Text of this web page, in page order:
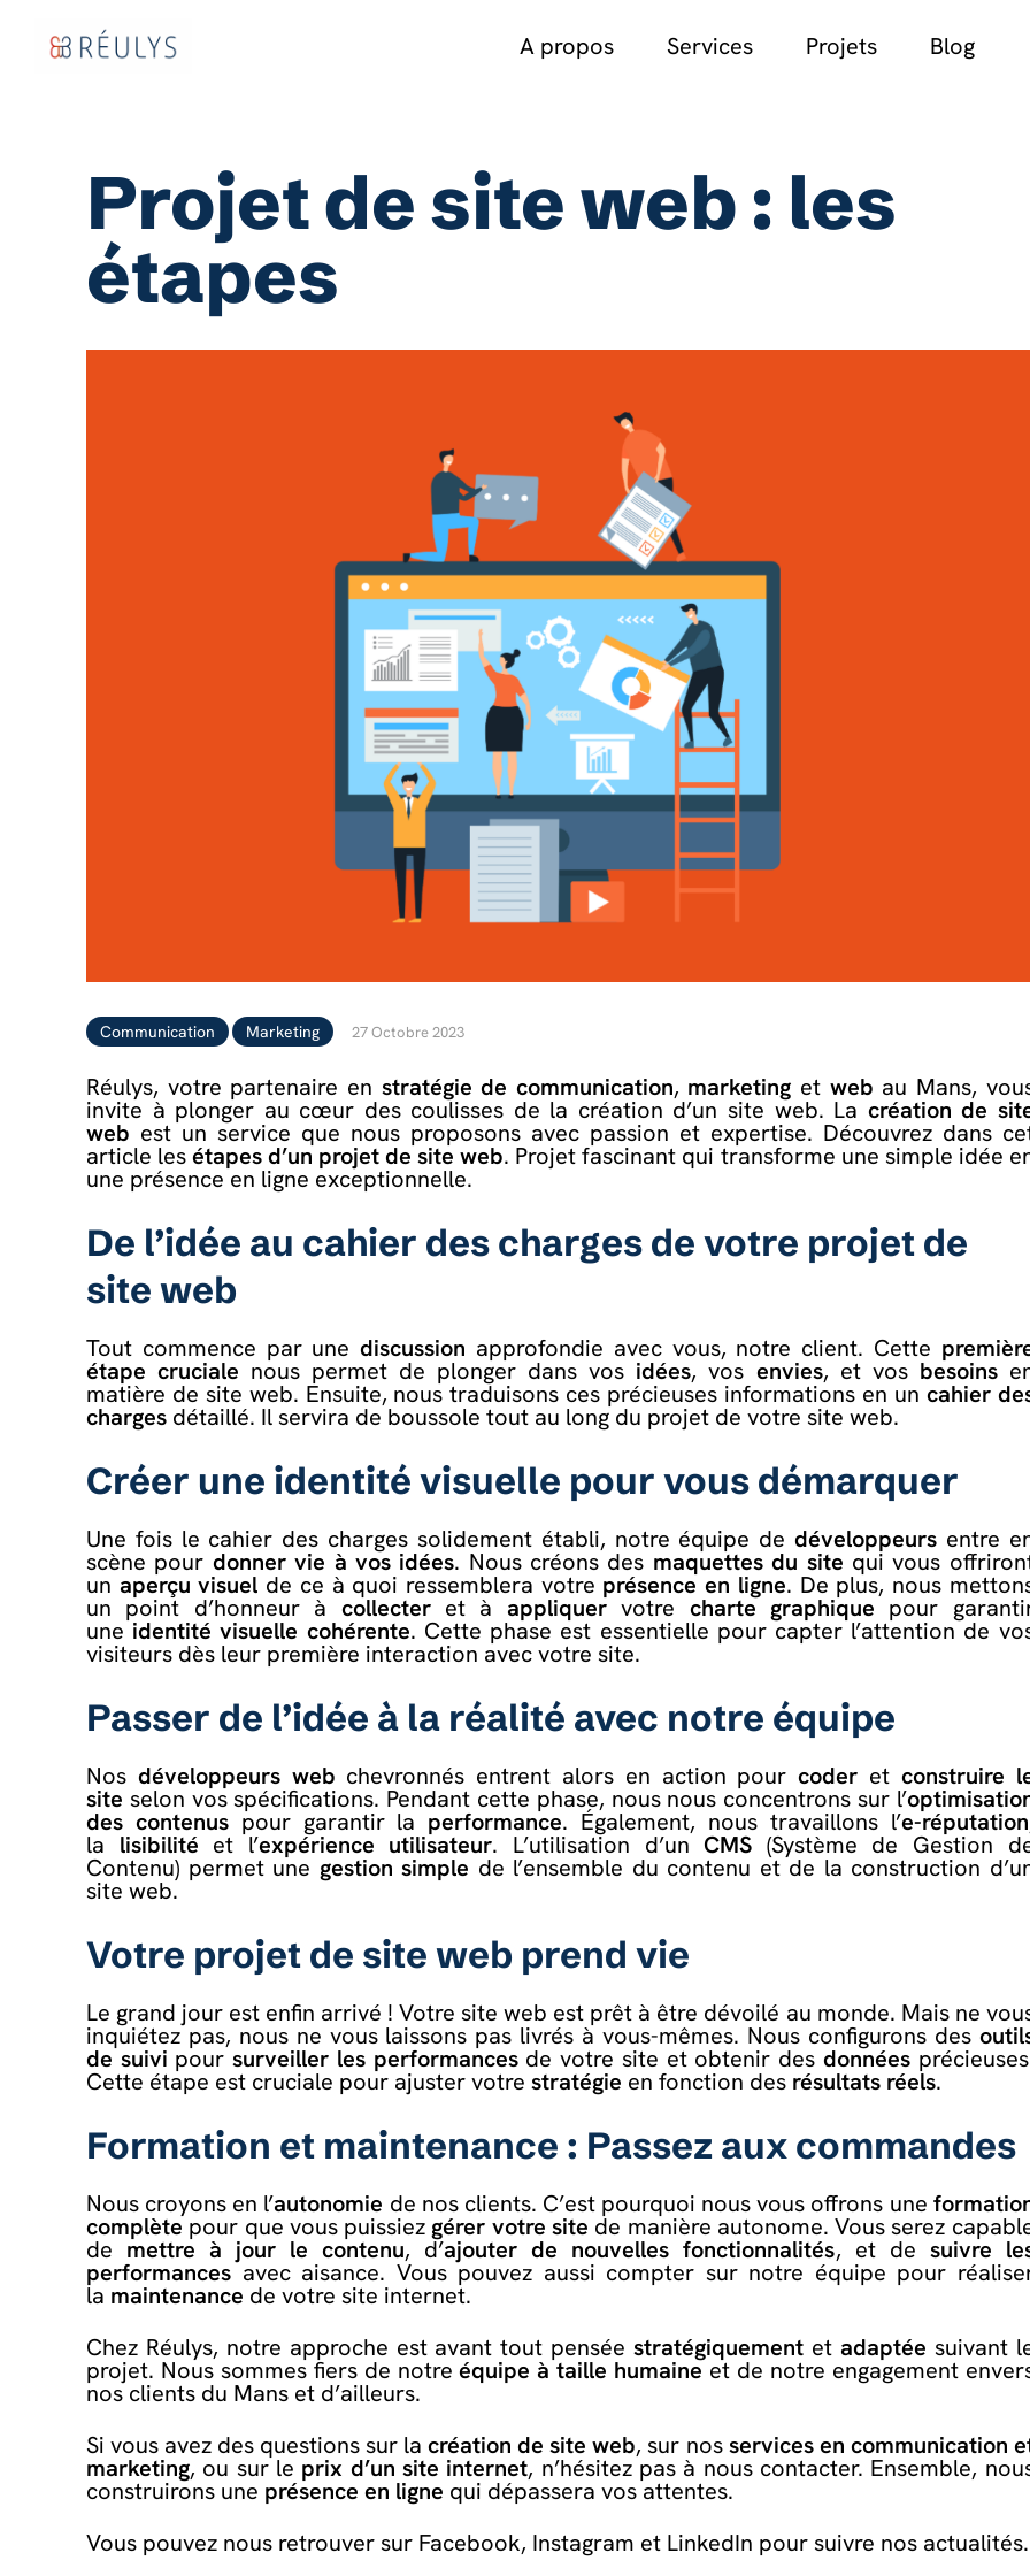
contenu A propos Services Projets Blog
Projet de site web : les
étapes
Communication Marketing 27 Octobre 2023
Réulys, votre partenaire en stratégie de communication, marketing et web au Mans,
invite à plonger au cœur des coulisses de la création d’un site web. La création de
web est un service que nous proposons avec passion et expertise. Découvrez dans
article lesétapes d’un projet de site web. Projet fascinant qui transforme une simple idée
une présence en ligne exceptionnelle.
De l’idée au cahier des charges de votre projet de
site web
Tout commence par unediscussion approfondie avec vous, notre client. Cette
étape cruciale nous permet de plonger dans vos idées, vos envies, et vos besoins
matière de site web. Ensuite, nous traduisons ces précieuses informations en un cahier
charges détaillé. Il servira de boussole tout au long du projet de votre site web.
Créer une identité visuelle pour vous démarquer
Une fois le cahier des charges solidement établi, notre équipe dedéveloppeurs entre
scène pour donner vie à vos idées. Nous créons des maquettes du site qui vous
un aperçu visuel de ce à quoi ressemblera votre présence en ligne. De plus, nous
un point d’honneur à collecteret à appliquervotre charte graphique pour
uneidentité visuelle cohérente. Cette phase est essentielle pour capter l’attention de
visiteurs dès leur première interaction avec votre site.
Passer de l’idée à la réalité avec notre équipe
Nos développeurs web chevronnés entrent alors en action pourcoder et construire
site selon vos spécifications. Pendant cette phase, nous nous concentrons sur l’
des contenuspour garantir la performance. Également, nous travaillons l’e-réputation
la lisibilité et l’expérience utilisateur. L’utilisation d’un CMS (Système de Gestion
Contenu) permet une gestion simple de l’ensemble du contenu et de la construction
site web.
Votre projet de site web prend vie
Le grand jour est enfin arrivé ! Votre site web est prêt à être dévoilé au monde. Mais ne
inquiétez pas, nous ne vous laissons pas livrés à vous-mêmes. Nous configurons des
de suivi poursurveiller les performancesde votre site et obtenir des données
Cette étape est cruciale pour ajuster votre stratégie en fonction des résultats réels.
Formation et maintenance : Passez aux commandes
Nous croyons en l’autonomie de nos clients. C’est pourquoi nous vous offrons une
complètepour que vous puissiez gérer votre site de manière autonome. Vous serez
de mettre à jour le contenu, d’ajouter de nouvelles fonctionnalités, et de suivre
performancesavec aisance. Vous pouvez aussi compter sur notre équipe pour
la maintenance de votre site internet.
Chez Réulys, notre approche est avant tout penséestratégiquement et adaptée suivant
projet. Nous sommes fiers de notreéquipe à taille humaineet de notre engagement
nos clients du Mans et d’ailleurs.
Si vous avez des questions sur lacréation de site web, sur nosservices en communication
marketing, ou sur le prix d’un site internet, n’hésitez pas à nous contacter. Ensemble,
construirons une présence en ligne qui dépassera vos attentes.
Vous pouvez nous retrouver sur Facebook, Instagram et LinkedIn pour suivre nos actualités.